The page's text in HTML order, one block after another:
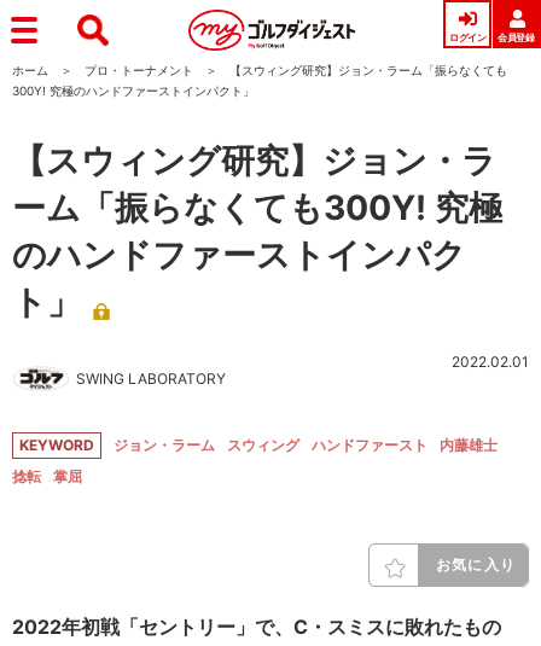
ログイン 会員登録
ホーム プロ・トーナメント
【スウィング研究】ジョン・ラーム「振らなくても
300Y! 究極のハンドファーストインパクト」
【スウィング研究】ジョン・ラ
ーム「振らなくても300Y! 究極
のハンドファーストインパク
ト」
SWING LABORATORY
2022.02.01
KEYWORD ジョン・ラーム スウィング ハンドファースト
内藤雄士
捻転
掌屈
お気に入り
2022年初戦「セントリー」で、C・スミスに敗れたもの